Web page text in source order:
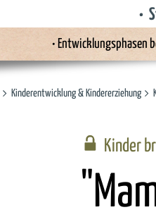
Entwicklungsphasen
Kinderentwicklung & Kindererziehung
Kinder
: